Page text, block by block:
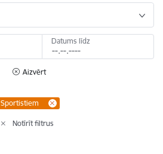
Datums līdz
Aizvērt
Sportistiem
Notīrīt filtrus